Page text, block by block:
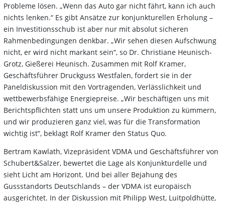
Probleme lösen. „Wenn das Auto gar nicht fährt, kann ich auch
nichts lenken.“ Es gibt Ansätze zur konjunkturellen Erholung –
ein Investitionsschub ist aber nur mit absolut sicheren
Rahmenbedingungen denkbar. „Wir sehen diesen Aufschwung
nicht, er wird nicht markant sein“, so Dr. Christiane Heunisch-
Grotz, Gießerei Heunisch. Zusammen mit Rolf Kramer,
Geschäftsführer Druckguss Westfalen, fordert sie in der
Paneldiskussion mit den Vortragenden, Verlässlichkeit und
wettbewerbsfähige Energiepreise. „Wir beschäftigen uns mit
Berichtspflichten statt uns um unsere Produktion zu kümmern,
und wir produzieren ganz viel, was für die Transformation
wichtig ist“, beklagt Rolf Kramer den Status Quo.
Bertram Kawlath, Vizepräsident VDMA und Geschäftsführer von
Schubert&Salzer, bewertet die Lage als Konjunkturdelle und
sieht Licht am Horizont. Und bei aller Bejahung des
Gussstandorts Deutschlands – der VDMA ist europäisch
ausgerichtet. In der Diskussion mit Philipp West, Luitpoldhütte,